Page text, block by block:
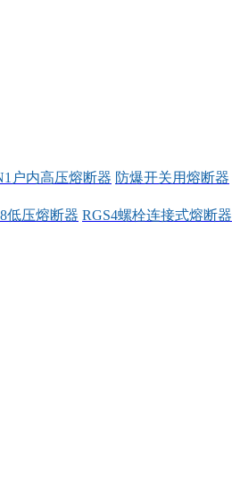
户内高压熔断器 防爆开关用熔断器
低压熔断器 RGS4螺栓连接式熔断器